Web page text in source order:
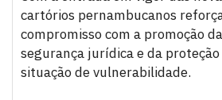
cartórios pernambucanos
compromisso com a promoção
segurança jurídica e da
situação de vulnerabilidade.